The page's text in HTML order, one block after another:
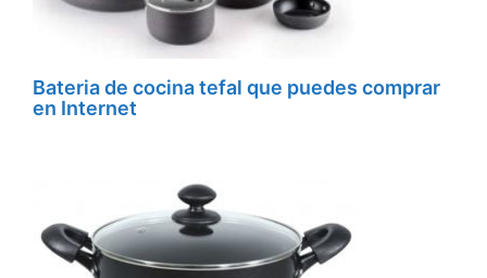
Bateria de cocina tefal que puedes comprar
en Internet